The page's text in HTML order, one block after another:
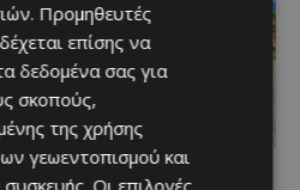
ΜΈΝΟΥΜΕ ΚΎΠΡΟ
Προμηθευτές
επίσης να
δεδομένα σας για
σκοπούς,
της χρήσης
γεωεντοπισμού και
Οι επιλογές